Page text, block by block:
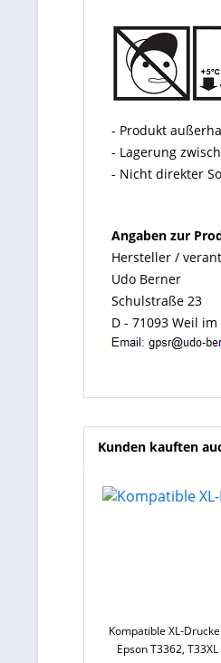
- Produkt
- Lagerung
- Nicht direkter
Angaben zur
Hersteller /
Udo Berner
Schulstraße 23
D - 71093 Weil
Kunden kauften
Kompatible XL-
Epson T3362,